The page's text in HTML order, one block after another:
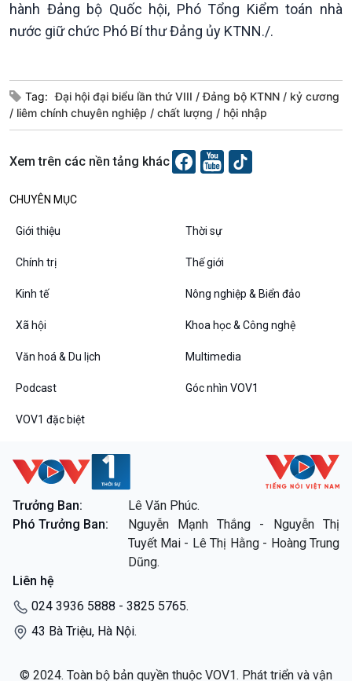
hành Đảng bộ Quốc hội, Phó Tổng Kiểm toán nhà
nước giữ chức Phó Bí thư Đảng ủy KTNN./.
Tag: Đại hội đại biểu lần thứ VIII Đảng bộ KTNN
kỷ cương
liêm chính chuyên nghiệp
chất lượng hội nhập
Xem trên các nền tảng khác
CHUYÊN MỤC
Giới thiệu Thời sự
Chính trị Thế giới
Kinh tế Nông nghiệp & Biển đảo
Xã hội Khoa học & Công nghệ
Văn hoá & Du lịch Multimedia
Podcast Góc nhìn VOV1
VOV1 đặc biệt
Trưởng Ban:
Lê Văn Phúc.
Phó Trưởng Ban:
Nguyễn Mạnh Thắng - Nguyễn Thị
Tuyết Mai - Lê Thị Hằng - Hoàng Trung
Dũng.
Liên hệ
024 3936 5888 - 3825 5765.
43 Bà Triệu, Hà Nội.
© 2024. Toàn bộ bản quyền thuộc VOV1. Phát triển và vận